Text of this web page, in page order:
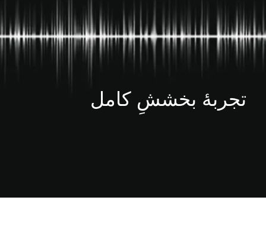
تجربهٔ بخششِ کامل